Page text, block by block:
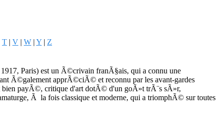
T | V | W | Y | Z
Paris) est un Ã©crivain franÃ§ais, qui a connu une
Ã©galement apprÃ©ciÃ© et reconnu par les avant-gardes
bien payÃ©, critique d'art dotÃ© d'un goÃ»t trÃ¨s sÃ»r,
Ã la fois classique et moderne, qui a triomphÃ© sur toutes